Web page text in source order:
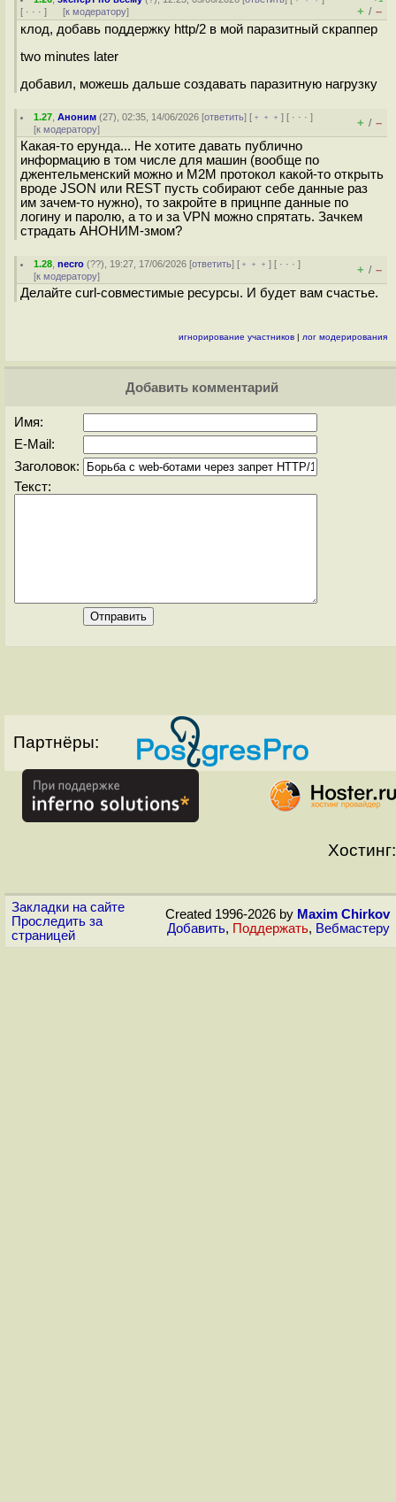
[ · · · ] [к модератору] + / –
клод, добавь поддержку http/2 в мой паразитный скраппер
two minutes later
добавил, можешь дальше создавать паразитную нагрузку
1.27 ,Аноним (27), 02:35, 14/06/2026 [ответить] [ ﹢﹢﹢] [ · · ·]
[к модератору] + / –
Какая-то ерунда... Не хотите давать публично
информацию в том числе для машин (вообще по
джентельменский можно и M2M протокол какой-то открыть
вроде JSON или REST пусть собирают себе данные раз
им зачем-то нужно), то закройте в прицнпе данные по
логину и паролю, а то и за VPN можно спрятать. Зачкем
страдать АНОНИМ-змом?
1.28 ,necro (??), 19:27, 17/06/2026 [ответить] [ ﹢﹢﹢] [ · · ·]
[к модератору] + / –
Делайте curl-совместимые ресурсы. И будет вам счастье.
игнорирование участников | лог модерирования
Добавить комментарий
Имя:
E-Mail:
Заголовок:
Текст:
Партнёры:
Хостинг:
Закладки на сайте
Проследить за
страницей
Created 1996-2026 by Maxim Chirkov
Добавить, Поддержать, Вебмастеру